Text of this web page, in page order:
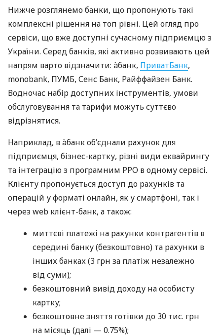
Нижче розглянемо банки, що пропонують такі
комплексні рішення на топ рівні. Цей огляд про
сервіси, що вже доступні сучасному підприємцю з
України. Серед банків, які активно розвивають цей
напрям варто відзначити: àбанк, ПриватБанк,
monobank, ПУМБ, Сенс Банк, Райффайзен Банк.
Водночас набір доступних інструментів, умови
обслуговування та тарифи можуть суттєво
відрізнятися.
Наприклад, в àбанк об’єднали рахунок для
підприємця, бізнес-картку, різні види еквайрингу
та інтеграцію з програмним РРО в одному сервісі.
Клієнту пропонується доступ до рахунків та
операцій у форматі онлайн, як у смартфоні, так і
через web клієнт-банк, а також:
миттєві платежі на рахунки контрагентів в
середині банку (безкоштовно) та рахунки в
інших банках (3 грн за платіж незалежно
від суми);
безкоштовний вивід доходу на особисту
картку;
безкоштовне зняття готівки до 30 тис. грн
на місяць (далі — 0.75%);